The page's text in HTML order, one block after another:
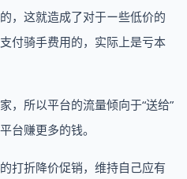
，这就造成了对于ー些低价的
付骑手费用的，实际上是亏本
，所以平台的流量倾向于“送给”
台赚更多的钱。
打折降价促销，维持自己应有